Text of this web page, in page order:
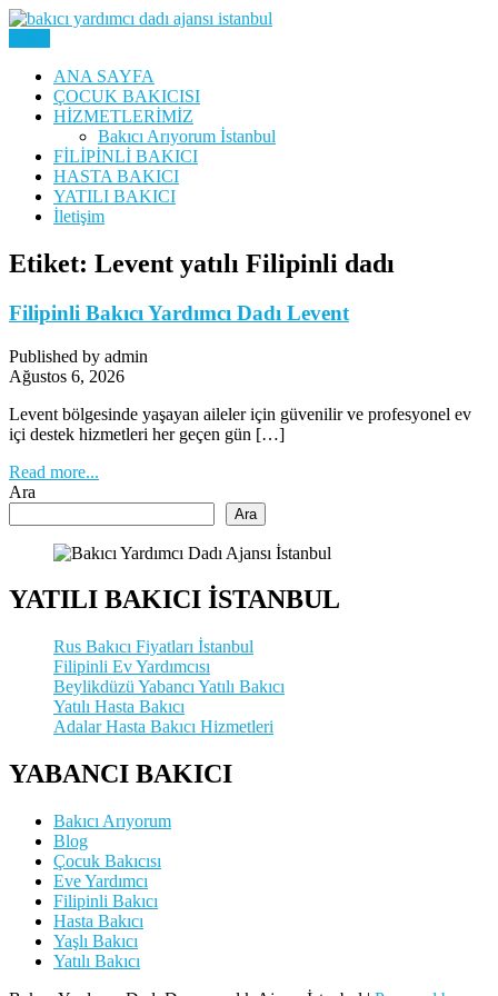
Skip
Bakıcı Yardımcı Dadı
Danışmanlık Ajansı İstanbul
ANA SAYFA
ÇOCUK BAKICISI
HİZMETLERİMİZ
Bakıcı Arıyorum İstanbul
FİLİPİNLİ BAKICI
HASTA BAKICI
YATILI BAKICI
İletişim
Etiket: Levent yatılı Filipinli dadı
Filipinli Bakıcı Yardımcı Dadı Levent
Published by admin
Ağustos 6, 2026
Levent bölgesinde yaşayan aileler için güvenilir ve profesyonel ev
içi destek hizmetleri her geçen gün […]
Read more...
Ara
Ara
YATILI BAKICI İSTANBUL
Rus Bakıcı Fiyatları İstanbul
Filipinli Ev Yardımcısı
Beylikdüzü Yabancı Yatılı Bakıcı
Yatılı Hasta Bakıcı
Adalar Hasta Bakıcı Hizmetleri
YABANCI BAKICI
Bakıcı Arıyorum
Blog
Çocuk Bakıcısı
Eve Yardımcı
Filipinli Bakıcı
Hasta Bakıcı
Yaşlı Bakıcı
Yatılı Bakıcı